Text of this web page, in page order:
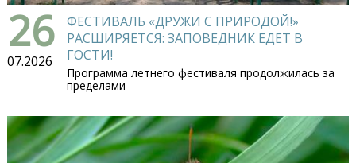
26
07.2026
ФЕСТИВАЛЬ «ДРУЖИ С ПРИРОДОЙ!»
РАСШИРЯЕТСЯ: ЗАПОВЕДНИК ЕДЕТ В
ГОСТИ!
Программа летнего фестиваля продолжилась за
пределами